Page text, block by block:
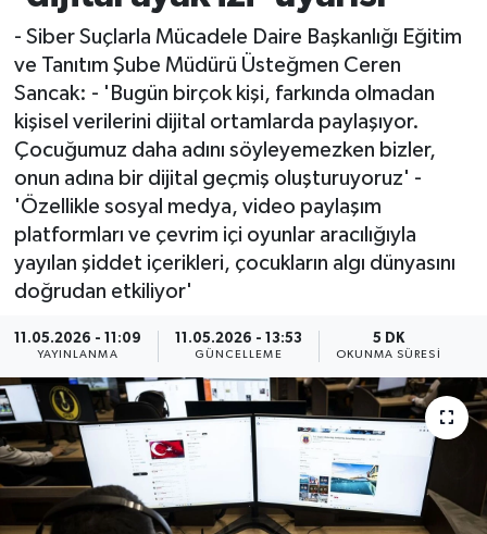
- Siber Suçlarla Mücadele Daire Başkanlığı Eğitim
ve Tanıtım Şube Müdürü Üsteğmen Ceren
Sancak: - 'Bugün birçok kişi, farkında olmadan
kişisel verilerini dijital ortamlarda paylaşıyor.
Çocuğumuz daha adını söyleyemezken bizler,
onun adına bir dijital geçmiş oluşturuyoruz' -
'Özellikle sosyal medya, video paylaşım
platformları ve çevrim içi oyunlar aracılığıyla
yayılan şiddet içerikleri, çocukların algı dünyasını
doğrudan etkiliyor'
11.05.2026 - 11:09
YAYINLANMA
11.05.2026 - 13:53
GÜNCELLEME
5 DK
OKUNMA SÜRESI
KÜLTÜR-SANAT-MAGAZİN
MEDYA
ÖZEL HABER
RÖPORTAJLAR
SAĞLIK
GÜNCEL
SPOR
YAŞAM
Son Dakika Haberleri
Haber Arşivi